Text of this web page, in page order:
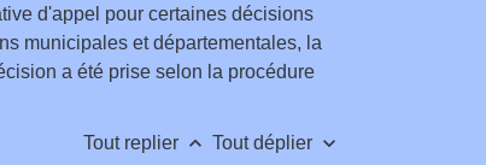
d'appel pour certaines décisions
municipales et départementales, la
a été prise selon la procédure
Tout replier keyboard_arrow_up Tout déplier keyboard_arrow_down